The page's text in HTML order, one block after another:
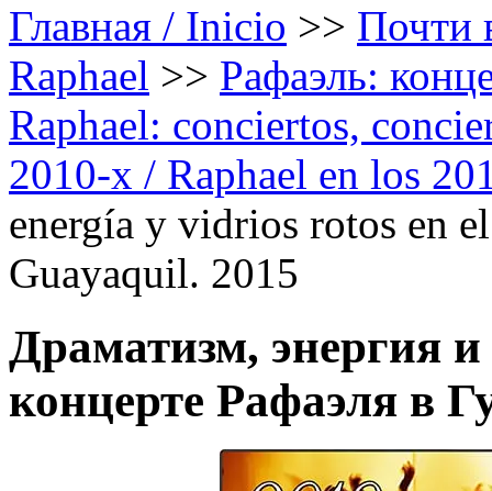
Главная / Inicio >> Почти
Raphael >> Рафаэль:
Raphael: conciertos,
2010-х / Raphael en los
energía y vidrios rotos en
Guayaquil. 2015
Драматизм, энергия
концерте Рафаэля в